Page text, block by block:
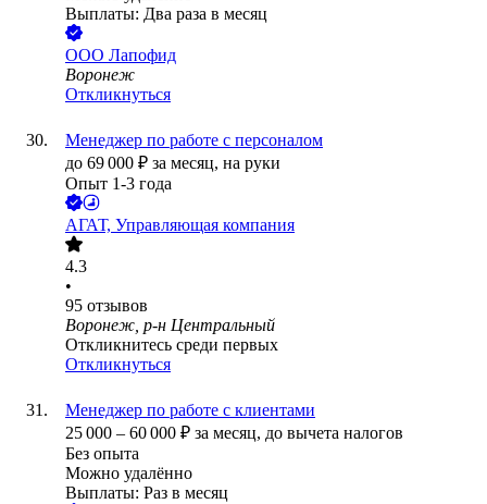
Выплаты: Два раза в месяц
ООО Лапофид
Воронеж
Откликнуться
Менеджер по работе с персоналом
до 69 000 ₽ за месяц, на руки
Опыт 1-3 года
АГАТ, Управляющая компания
4.3
•
95 отзывов
Воронеж, р-н Центральный
Откликнитесь среди первых
Откликнуться
Менеджер по работе с клиентами
25 000 – 60 000 ₽ за месяц, до вычета налогов
Без опыта
Можно удалённо
Выплаты: Раз в месяц